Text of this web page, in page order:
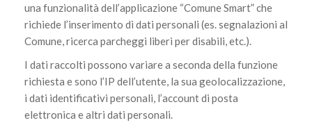
una funzionalità dell’applicazione “Comune Smart” che
richiede l’inserimento di dati personali (es. segnalazioni al
Comune, ricerca parcheggi liberi per disabili, etc.).
I dati raccolti possono variare a seconda della funzione
richiesta e sono l’IP dell’utente, la sua geolocalizzazione,
i dati identificativi personali, l’account di posta
elettronica e altri dati personali.